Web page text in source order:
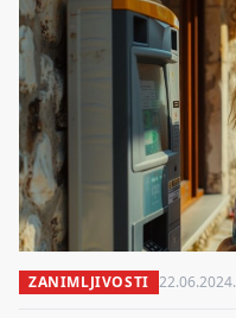
ZANIMLJIVOSTI 22.06.2024.